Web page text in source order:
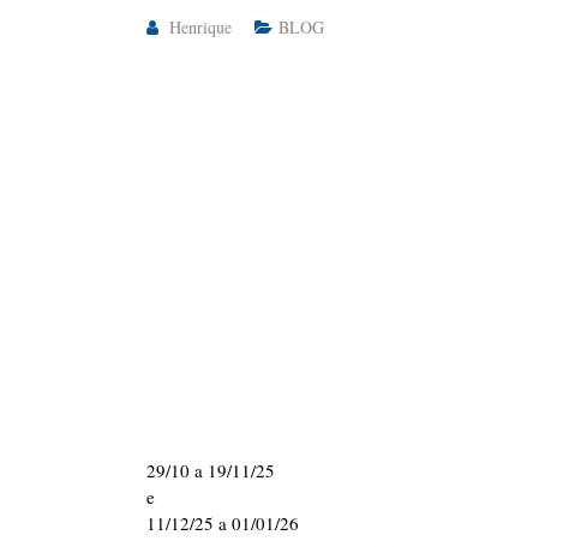
Henrique BLOG
29/10 a 19/11/25
e
11/12/25 a 01/01/26